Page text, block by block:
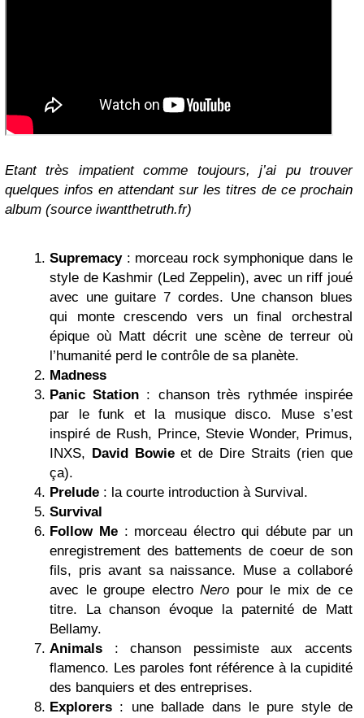
Etant très impatient comme toujours, j’ai pu trouver
quelques infos en attendant sur les titres de ce prochain
album (source iwantthetruth.fr)
Supremacy: morceau rock symphonique dans le
style de Kashmir (Led Zeppelin), avec un riff joué
avec une guitare 7 cordes. Une chanson blues
qui monte crescendo vers un final orchestral
épique où Matt décrit une scène de terreur où
l’humanité perd le contrôle de sa planète.
Madness
Panic Station : chanson très rythmée inspirée
par le funk et la musique disco. Muse s’est
inspiré de Rush, Prince, Stevie Wonder, Primus,
INXS, David Bowieet de Dire Straits (rien que
ça).
Prelude : la courte introduction à Survival.
Survival
Follow Me : morceau électro qui débute par un
enregistrement des battements de coeur de son
fils, pris avant sa naissance. Muse a collaboré
avec le groupe electroNero pour le mix de ce
titre. La chanson évoque la paternité de Matt
Bellamy.
Animals : chanson pessimiste aux accents
flamenco. Les paroles font référence à la cupidité
des banquiers et des entreprises.
Explorers : une ballade dans le pure style de